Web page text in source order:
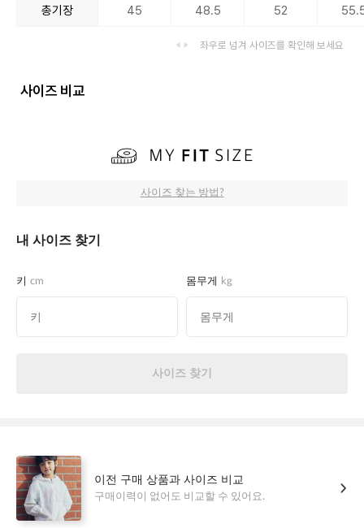
총기장 45 48.5 52
좌우로 넘겨 사이즈를 확인해 보세요
사이즈 비교